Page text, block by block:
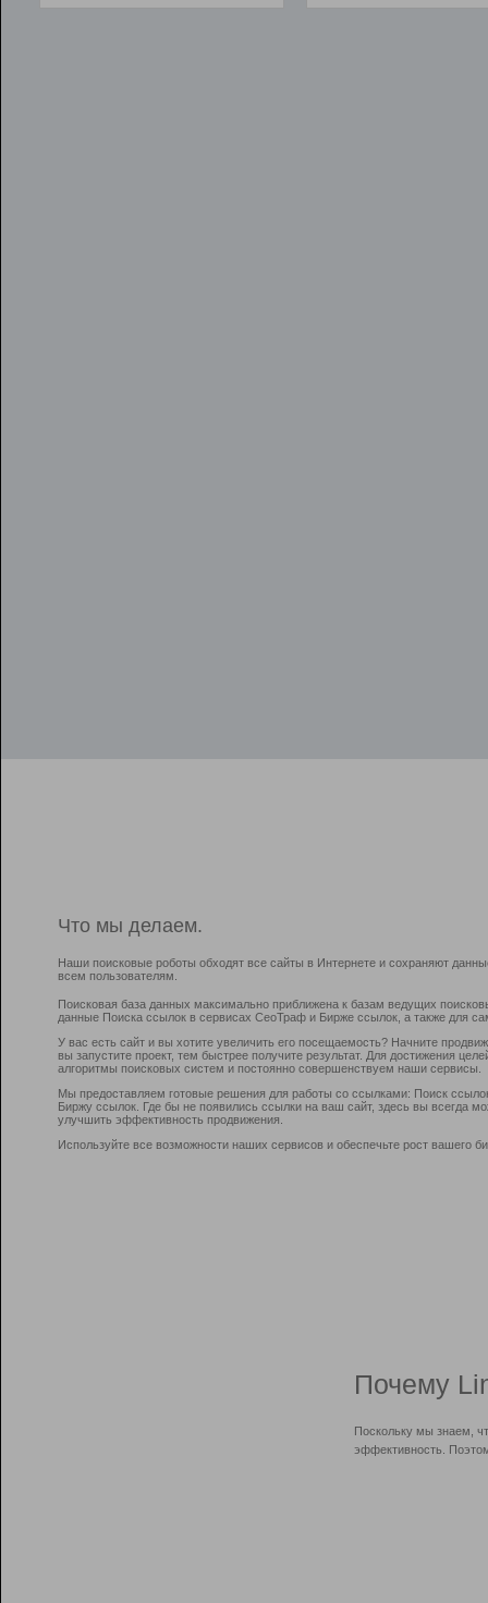
Что мы делаем.
Наши поисковые роботы обходят все сайты в Интернете и сохраняют
всем пользователям.
Поисковая база данных максимально приближена к базам ведущих
данные Поиска ссылок в сервисах СеоТраф и Бирже ссылок, а также для
У вас есть сайт и вы хотите увеличить его посещаемость? Начните
вы запустите проект, тем быстрее получите результат. Для достижения
алгоритмы поисковых систем и постоянно совершенствуем наши сервисы.
Мы предоставляем готовые решения для работы со ссылками: Поиск
Биржу ссылок. Где бы не появились ссылки на ваш сайт, здесь вы всегда
улучшить эффективность продвижения.
Используйте все возможности наших сервисов и обеспечьте рост вашего
Почему
Поскольку мы знаем,
эффективность.